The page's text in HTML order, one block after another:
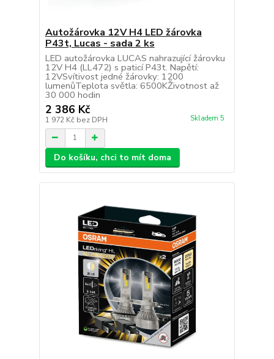
Autožárovka 12V H4 LED žárovka
P43t, Lucas - sada 2 ks
LED autožárovka LUCAS nahrazující žárovku
12V H4 (LL472) s paticí P43t. Napětí:
12VSvítivost jedné žárovky: 1200
lumenůTeplota světla: 6500KŽivotnost až
30 000 hodin
2 386 Kč
1 972 Kč bez DPH Skladem 5
Do košíku, chci to mít doma